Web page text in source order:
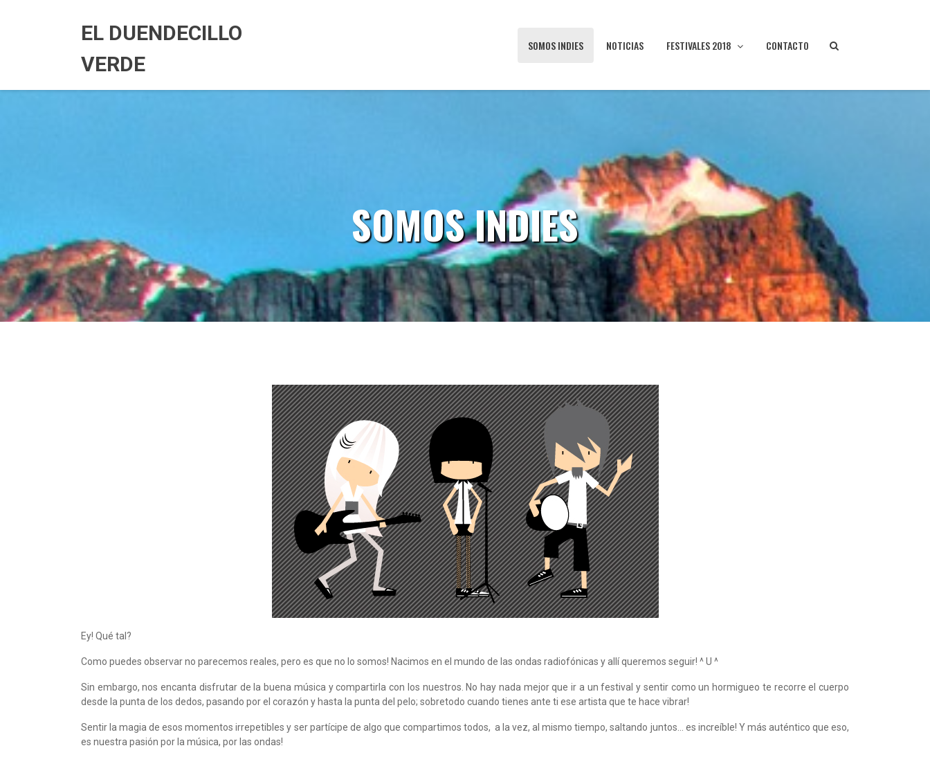
EL DUENDECILLO
VERDE
SOMOS INDIES NOTICIAS FESTIVALES 2018 CONTACTO
SOMOS INDIES
Ey! Qué tal?
Como puedes observar no parecemos reales, pero es que no lo somos! Nacimos en el mundo de las ondas radiofónicas y allí queremos seguir! ^ U ^
Sin embargo, nos encanta disfrutar de la buena música y compartirla con los nuestros. No hay nada mejor que ir a un festival y sentir como un hormigueo te recorre el cuerpo
desde la punta de los dedos, pasando por el corazón y hasta la punta del pelo; sobretodo cuando tienes ante ti ese artista que te hace vibrar!
Sentir la magia de esos momentos irrepetibles y ser partícipe de algo que compartimos todos, a la vez, al mismo tiempo, saltando juntos… es increíble! Y más auténtico que eso,
es nuestra pasión por la música, por las ondas!